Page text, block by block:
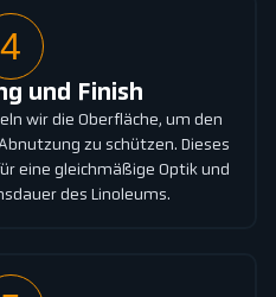
4
und Finish
wir die Oberfläche, um den
zu schützen. Dieses
eine gleichmäßige Optik und
des Linoleums.